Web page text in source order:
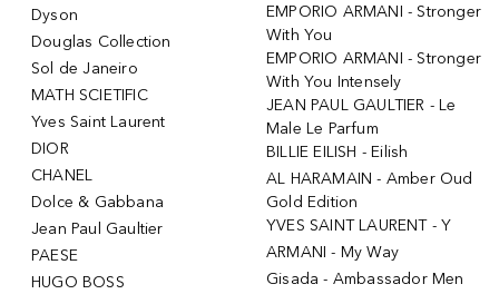
Dyson
Douglas Collection
Sol de Janeiro
MATH SCIETIFIC
Yves Saint Laurent
DIOR
CHANEL
Dolce & Gabbana
Jean Paul Gaultier
PAESE
HUGO BOSS
EMPORIO ARMANI - Stronger
With You
EMPORIO ARMANI - Stronger
With You Intensely
JEAN PAUL GAULTIER - Le
Male Le Parfum
BILLIE EILISH - Eilish
AL HARAMAIN - Amber Oud
Gold Edition
YVES SAINT LAURENT - Y
ARMANI - My Way
Gisada - Ambassador Men